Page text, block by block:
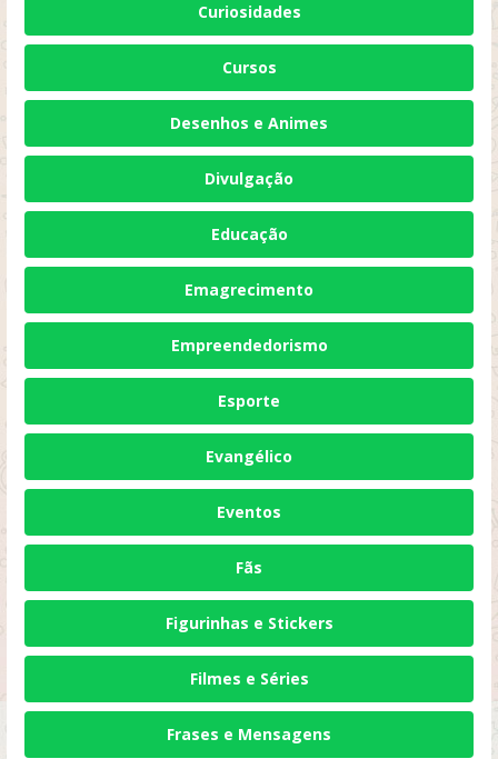
Curiosidades
Cursos
Desenhos e Animes
Divulgação
Educação
Emagrecimento
Empreendedorismo
Esporte
Evangélico
Eventos
Fãs
Figurinhas e Stickers
Filmes e Séries
Frases e Mensagens